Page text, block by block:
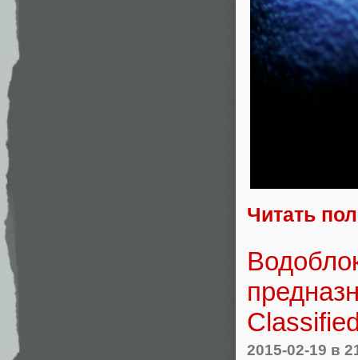
Читать
2015-02-19 в